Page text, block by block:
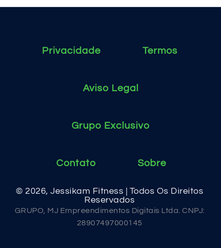
Privacidade Termos
Aviso Legal
Grupo Exclusivo
Contato Sobre
© 2026, Jessikam Fitness | Todos Os Direitos
Reservados
GRUPO, MJ Empreendimentos Digitais Ltda. CNPJ:
28907497000145